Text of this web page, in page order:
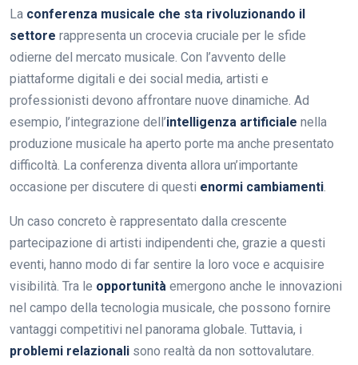
La conferenza musicale che sta rivoluzionando il
settore rappresenta un crocevia cruciale per le sfide
odierne del mercato musicale. Con l’avvento delle
piattaforme digitali e dei social media, artisti e
professionisti devono affrontare nuove dinamiche. Ad
esempio, l’integrazione dell’intelligenza artificiale nella
produzione musicale ha aperto porte ma anche presentato
difficoltà. La conferenza diventa allora un’importante
occasione per discutere di questi enormi cambiamenti.
Un caso concreto è rappresentato dalla crescente
partecipazione di artisti indipendenti che, grazie a questi
eventi, hanno modo di far sentire la loro voce e acquisire
visibilità. Tra le opportunità emergono anche le innovazioni
nel campo della tecnologia musicale, che possono fornire
vantaggi competitivi nel panorama globale. Tuttavia, i
problemi relazionali sono realtà da non sottovalutare.